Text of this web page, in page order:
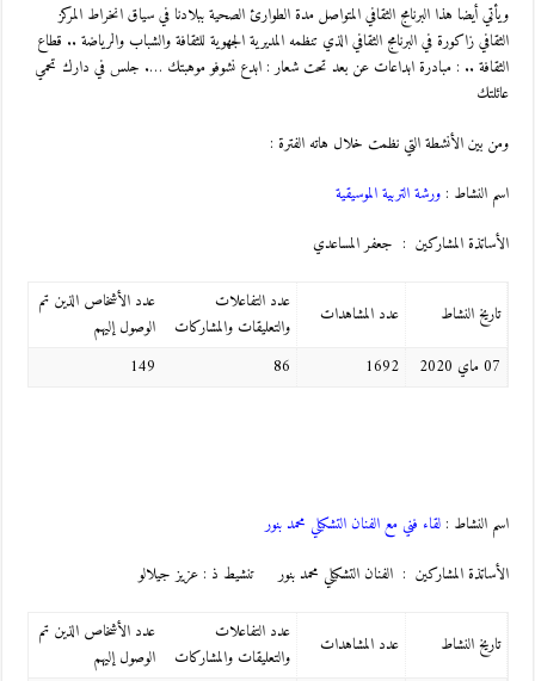
ويأتي أيضا هذا البرنامج الثقافي المتواصل مدة الطوارئ الصحية ببلادنا في سياق انخراط المركز
الثقافي زاكورة في البرنامج الثقافي الذي تنظمه المديرية الجهوية للثقافة والشباب والرياضة .. قطاع
الثقافة .. : مبادرة ابداعات عن بعد تحت شعار : ابدع نشوفو موهبتك …. جلس في دارك تحمي
عائلتك
ومن بين الأنشطة التي نظمت خلال هاته الفترة :
اسم النشاط : ورشة التربية الموسيقية
الأساتذة المشاركين : جعفر المساعدي
تاريخ النشاط عدد المشاهدات
عدد التفاعلات
والتعليقات والمشاركات
عدد الأشخاص الذين تم
الوصول إليهم
07 ماي 2020
1692
86
149
اسم النشاط : لقاء فني مع الفنان التشكيلي محمد بنور
الأساتذة المشاركين : الفنان التشكيلي محمد بنور تنشيط ذ : عزيز جيلالو
تاريخ النشاط عدد المشاهدات
عدد التفاعلات
والتعليقات والمشاركات
عدد الأشخاص الذين تم
الوصول إليهم